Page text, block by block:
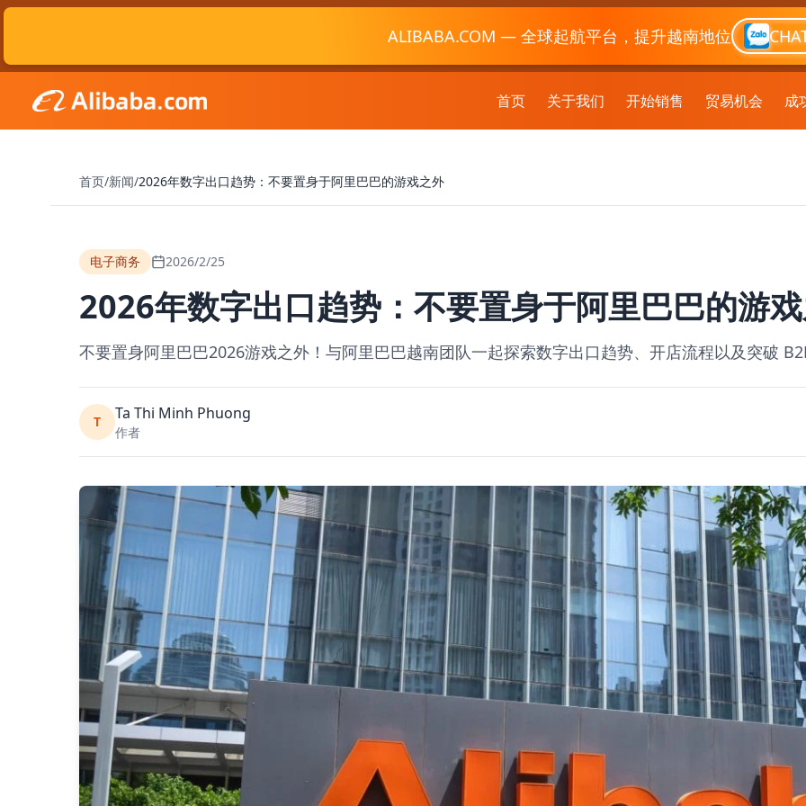
ALIBABA.COM — 全球起航平台，提升越南地位
首页 关于我们 开始销售 贸易机会 成
首页/新闻/2026年数字出口趋势：不要置身于阿里巴巴的游戏之外
电子商务 2026/2/25
2026年数字出口趋势：不要置身于阿里巴巴的游
不要置身阿里巴巴2026游戏之外！与阿里巴巴越南团队一起探索数字出口趋势、开店流程以及突破
T Ta Thi Minh Phuong
作者